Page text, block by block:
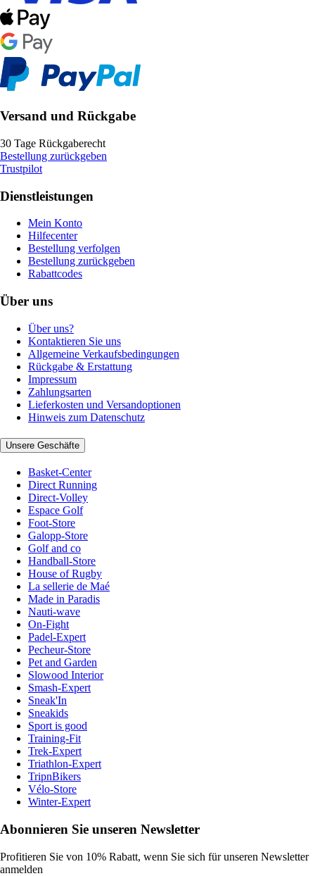
Versand und Rückgabe
30 Tage Rückgaberecht
Bestellung zurückgeben
Trustpilot
Dienstleistungen
Mein Konto
Hilfecenter
Bestellung verfolgen
Bestellung zurückgeben
Rabattcodes
Über uns
Über uns?
Kontaktieren Sie uns
Allgemeine Verkaufsbedingungen
Rückgabe & Erstattung
Impressum
Zahlungsarten
Lieferkosten und Versandoptionen
Hinweis zum Datenschutz
Unsere Geschäfte
Basket-Center
Direct Running
Direct-Volley
Espace Golf
Foot-Store
Galopp-Store
Golf and co
Handball-Store
House of Rugby
La sellerie de Maé
Made in Paradis
Nauti-wave
On-Fight
Padel-Expert
Pecheur-Store
Pet and Garden
Slowood Interior
Smash-Expert
Sneak'In
Sneakids
Sport is good
Training-Fit
Trek-Expert
Triathlon-Expert
TripnBikers
Vélo-Store
Winter-Expert
Abonnieren Sie unseren Newsletter
Profitieren Sie von 10% Rabatt, wenn Sie sich für unseren Newsletter
anmelden